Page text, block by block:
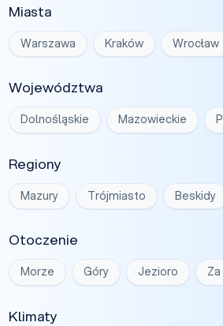
Miasta
Warszawa Kraków Wrocław
Województwa
Dolnośląskie Mazowieckie
Regiony
Mazury Trójmiasto Beskidy
Otoczenie
Morze Góry Jezioro
Klimaty